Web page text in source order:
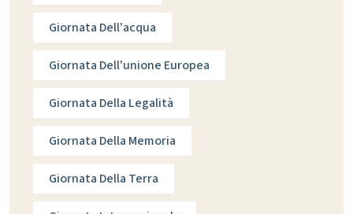
Giornata Dell'acqua
Giornata Dell'unione Europea
Giornata Della Legalità
Giornata Della Memoria
Giornata Della Terra